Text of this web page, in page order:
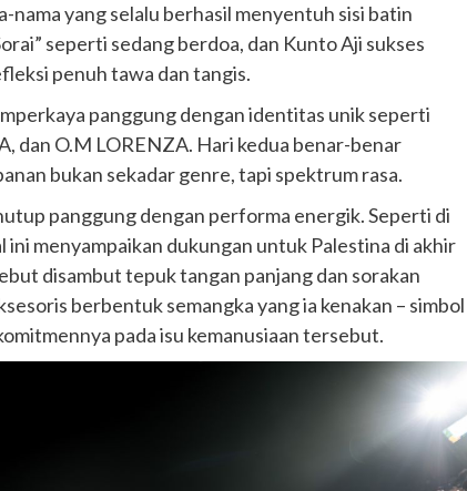
yang selalu berhasil menyentuh sisi batin
seperti sedang berdoa, dan Kunto Aji sukses
penuh tawa dan tangis.
panggung dengan identitas unik seperti
dan O.M LORENZA. Hari kedua benar-benar
bukan sekadar genre, tapi spektrum rasa.
panggung dengan performa energik. Seperti di
menyampaikan dukungan untuk Palestina di akhir
disambut tepuk tangan panjang dan sorakan
berbentuk semangka yang ia kenakan – simbol
pada isu kemanusiaan tersebut.